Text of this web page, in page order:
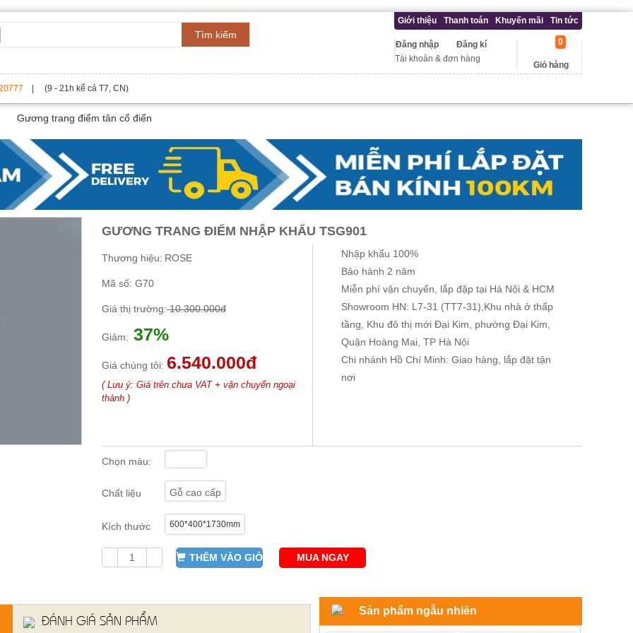
Tìm kiếm
Giới thiệu Thanh toán Khuyến mãi Tin tức
Đăng kí
Đăng nhập
Tài khoản & đơn hàng
Giỏ hàng
0
| (9 - 21h kể cả T7, CN)
Gương trang điểm tân cổ điển
GƯƠNG TRANG ĐIỂM NHẬP KHẨU TSG901
Thương hiệu: ROSE
Mã số: G70
Giá thị trường:10.300.000đ
Giảm: 37%
Giá chúng tôi: 6.540.000đ
( Lưu ý: Giá trên chưa VAT + vận chuyển ngoại
thành )
Nhập khẩu 100%
Bảo hành 2 năm
Miễn phí vận chuyển, lắp đặp tại Hà Nội & HCM
Showroom HN: L7-31 (TT7-31),Khu nhà ở thấp
tầng, Khu đô thị mới Đại Kim, phường Đại Kim,
Quận Hoàng Mai, TP Hà Nội
Chi nhánh Hồ Chí Minh: Giao hàng, lắp đặt tận
nơi
Chọn màu:
Chất liệu Gỗ cao cấp
Kích thước 600*400*1730mm
THÊM VÀO GIỎ MUA NGAY
ĐÁNH GIÁ SẢN PHẨM
Sản phẩm ngẫu nhiên